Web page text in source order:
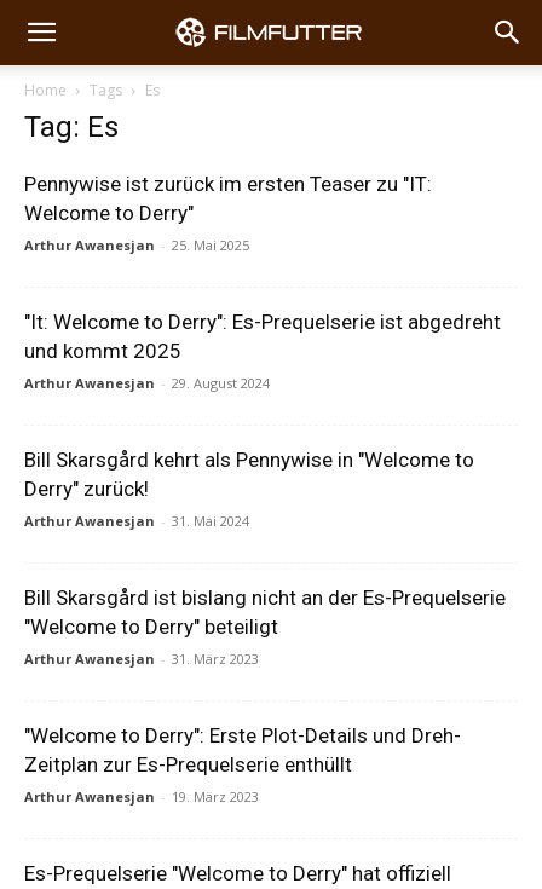
Home Tags Es
Tag: Es
Pennywise ist zurück im ersten Teaser zu "IT:
Welcome to Derry"
Arthur Awanesjan - 25. Mai 2025
"It: Welcome to Derry": Es-Prequelserie ist abgedreht
und kommt 2025
Arthur Awanesjan - 29. August 2024
Bill Skarsgård kehrt als Pennywise in "Welcome to
Derry" zurück!
Arthur Awanesjan - 31. Mai 2024
Bill Skarsgård ist bislang nicht an der Es-Prequelserie
"Welcome to Derry" beteiligt
Arthur Awanesjan - 31. März 2023
"Welcome to Derry": Erste Plot-Details und Dreh-
Zeitplan zur Es-Prequelserie enthüllt
Arthur Awanesjan - 19. März 2023
Es-Prequelserie "Welcome to Derry" hat offiziell